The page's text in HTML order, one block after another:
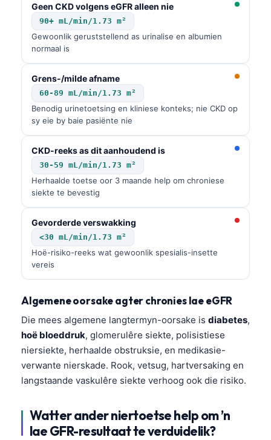
Geen CKD volgens eGFR alleen nie
90+ mL/min/1.73 m²
Gewoonlik geruststellend as urinalise en albumien
normaal is
Grens-/milde afname
60-89 mL/min/1.73 m²
Benodig urinetoetsing en kliniese konteks; nie CKD op
sy eie by baie pasiënte nie
CKD-reeks as dit aanhoudend is
30-59 mL/min/1.73 m²
Herhaalde toetse oor 3 maande help om chroniese
siekte te bevestig
Gevorderde verswakking
<30 mL/min/1.73 m²
Hoë-risiko-reeks wat gewoonlik spesialis-insette
vereis
Algemene oorsake agter chronies lae eGFR
Die mees algemene langtermyn-oorsake is diabetes,
hoë bloeddruk, glomerulêre siekte, polisistiese
niersiekte, herhaalde obstruksie, en medikasie-
verwante nierskade. Rook, vetsug, hartversaking en
langstaande vaskulêre siekte verhoog ook die risiko.
Watter ander niertoetse help om ’n
lae GFR-resultaat te verduidelik?